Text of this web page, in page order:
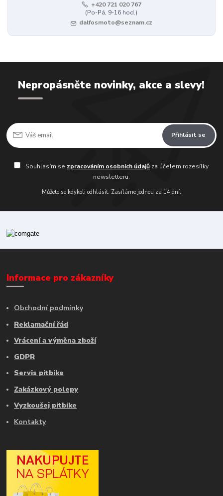
+420 721 020 767
(Po-Pá, 9-16 hod.)
dalfosmoto@seznam.cz
Nepropásněte novinky, akce a slevy!
Přihlásit se
Souhlasím se zpracováním osobních údajů za účelem rozesílky
newsletteru.
Můžete se kdykoli odhlásit. Zasíláme jednou za 14 dní.
Informace pro zákazníky
Obchodní podmínky
Reklamační řád
Vrácení a výměna zboží
GDPR
Servis pitbike
Zakázkový polepy
Vyzkoušej pitbike
Kontakty